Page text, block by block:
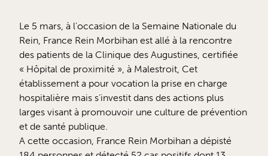
Le 5 mars, à l'occasion de la Semaine Nationale du
Rein, France Rein Morbihan est allé à la rencontre
des patients de la Clinique des Augustines, certifiée
« Hôpital de proximité », à Malestroit, Cet
établissement a pour vocation la prise en charge
hospitalière mais s’investit dans des actions plus
larges visant à promouvoir une culture de prévention
et de santé publique.
A cette occasion, France Rein Morbihan a dépisté